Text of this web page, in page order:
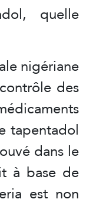
quelle
nigériane
des
tapentadol
dans le
à base de
est non